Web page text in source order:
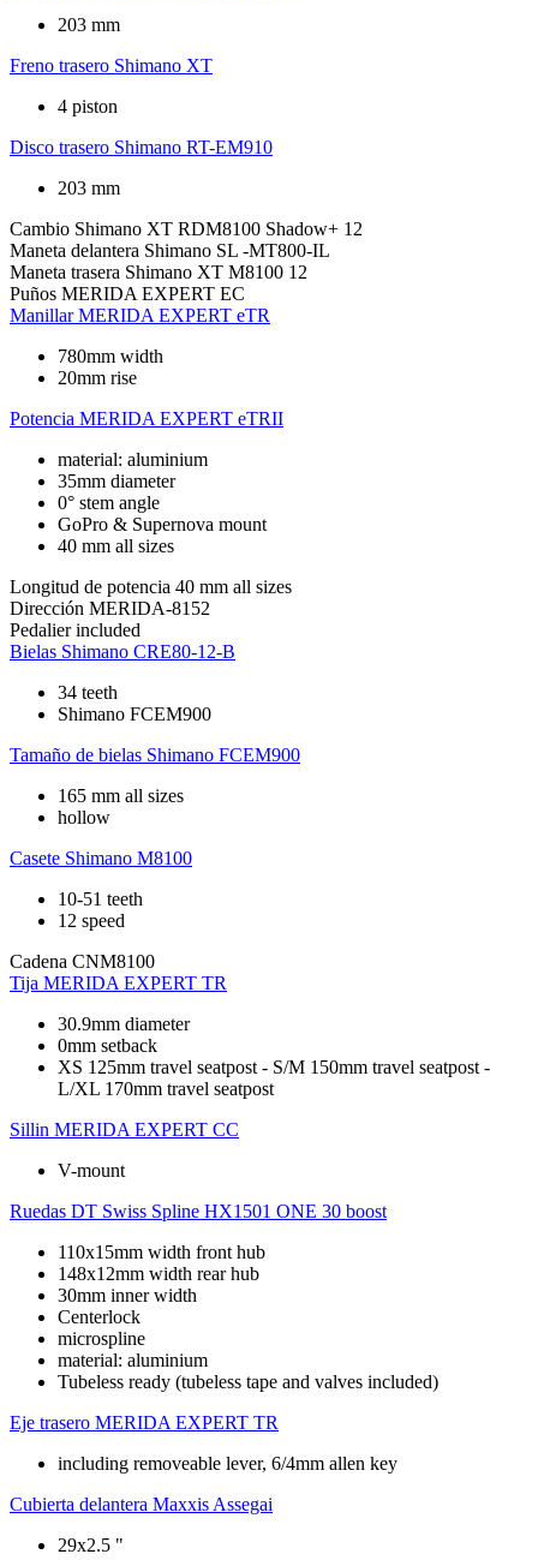
203 mm
Freno trasero Shimano XT
4 piston
Disco trasero Shimano RT-EM910
203 mm
Cambio Shimano XT RDM8100 Shadow+ 12
Maneta delantera Shimano SL -MT800-IL
Maneta trasera Shimano XT M8100 12
Puños MERIDA EXPERT EC
Manillar MERIDA EXPERT eTR
780mm width
20mm rise
Potencia MERIDA EXPERT eTRII
material: aluminium
35mm diameter
0° stem angle
GoPro & Supernova mount
40 mm all sizes
Longitud de potencia 40 mm all sizes
Dirección MERIDA-8152
Pedalier included
Bielas Shimano CRE80-12-B
34 teeth
Shimano FCEM900
Tamaño de bielas Shimano FCEM900
165 mm all sizes
hollow
Casete Shimano M8100
10-51 teeth
12 speed
Cadena CNM8100
Tija MERIDA EXPERT TR
30.9mm diameter
0mm setback
XS 125mm travel seatpost - S/M 150mm travel seatpost -
L/XL 170mm travel seatpost
Sillin MERIDA EXPERT CC
V-mount
Ruedas DT Swiss Spline HX1501 ONE 30 boost
110x15mm width front hub
148x12mm width rear hub
30mm inner width
Centerlock
microspline
material: aluminium
Tubeless ready (tubeless tape and valves included)
Eje trasero MERIDA EXPERT TR
including removeable lever, 6/4mm allen key
Cubierta delantera Maxxis Assegai
29x2.5 "